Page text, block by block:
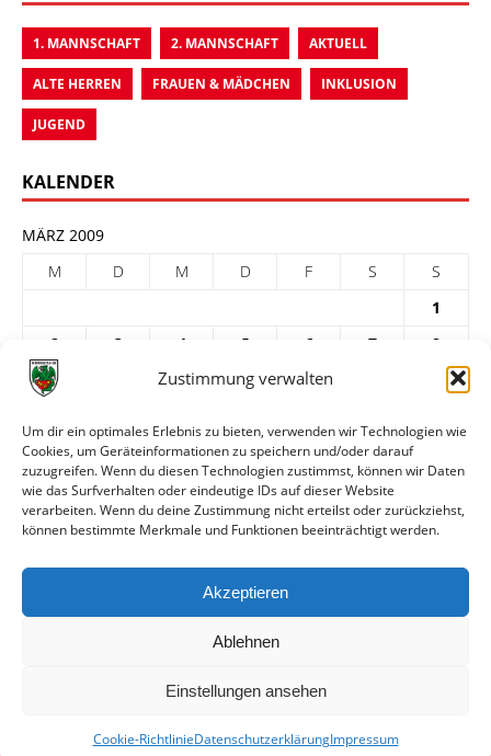
Zustimmung verwalten
Um dir ein optimales Erlebnis zu bieten, verwenden wir Technologien wie
Cookies, um Geräteinformationen zu speichern und/oder darauf
zuzugreifen. Wenn du diesen Technologien zustimmst, können wir Daten
wie das Surfverhalten oder eindeutige IDs auf dieser Website
verarbeiten. Wenn du deine Zustimmung nicht erteilst oder zurückziehst,
können bestimmte Merkmale und Funktionen beeinträchtigt werden.
Akzeptieren
Ablehnen
Einstellungen ansehen
Cookie-RichtlinieDatenschutzerklärungImpressum
1. MANNSCHAFT 2. MANNSCHAFT AKTUELL
ALTE HERREN FRAUEN & MÄDCHEN INKLUSION
JUGEND
KALENDER
MÄRZ 2009
M
D M D F S
S
1
2
3 4 5 6 7
8
9
11 12 13
23
24 25 26 27 28
30
31
« Feb.
Apr. »
ARCHIV
© VfR Wormatia Worms